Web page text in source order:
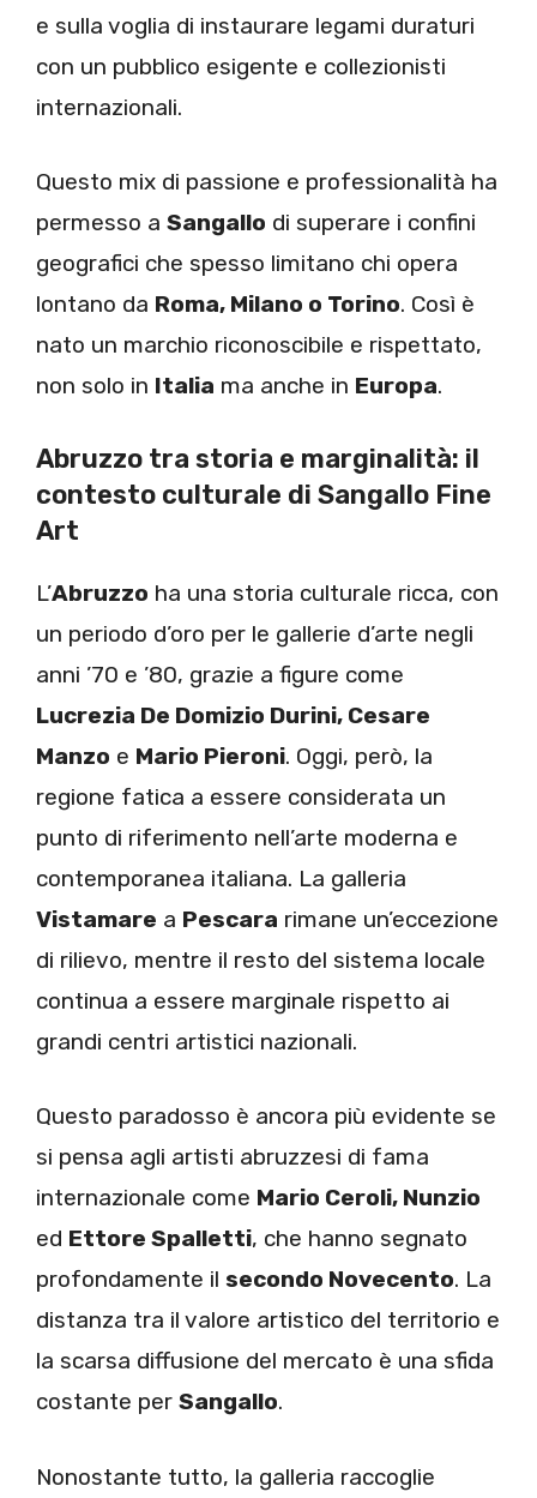
e sulla voglia di instaurare legami duraturi
con un pubblico esigente e collezionisti
internazionali.
Questo mix di passione e professionalità ha
permesso a Sangallo di superare i confini
geografici che spesso limitano chi opera
lontano da Roma, Milano o Torino. Così è
nato un marchio riconoscibile e rispettato,
non solo in Italia ma anche in Europa.
Abruzzo tra storia e marginalità: il
contesto culturale di Sangallo Fine
Art
L’Abruzzo ha una storia culturale ricca, con
un periodo d’oro per le gallerie d’arte negli
anni ’70 e ’80, grazie a figure come
Lucrezia De Domizio Durini, Cesare
Manzo e Mario Pieroni. Oggi, però, la
regione fatica a essere considerata un
punto di riferimento nell’arte moderna e
contemporanea italiana. La galleria
Vistamare a Pescara rimane un’eccezione
di rilievo, mentre il resto del sistema locale
continua a essere marginale rispetto ai
grandi centri artistici nazionali.
Questo paradosso è ancora più evidente se
si pensa agli artisti abruzzesi di fama
internazionale come Mario Ceroli, Nunzio
ed Ettore Spalletti, che hanno segnato
profondamente il secondo Novecento. La
distanza tra il valore artistico del territorio e
la scarsa diffusione del mercato è una sfida
costante per Sangallo.
Nonostante tutto, la galleria raccoglie